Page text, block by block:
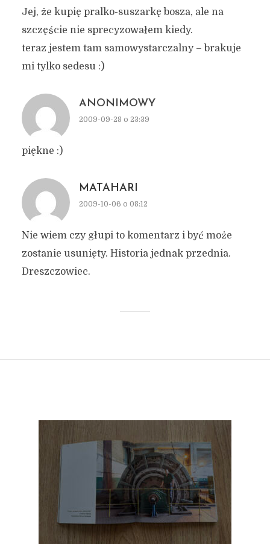
Jej, że kupię pralko-suszarkę bosza, ale na
szczęście nie sprecyzowałem kiedy.
teraz jestem tam samowystarczalny – brakuje
mi tylko sedesu :)
ANONIMOWY
2009-09-28 o 23:39
piękne :)
MATAHARI
2009-10-06 o 08:12
Nie wiem czy głupi to komentarz i być może
zostanie usunięty. Historia jednak przednia.
Dreszczowiec.